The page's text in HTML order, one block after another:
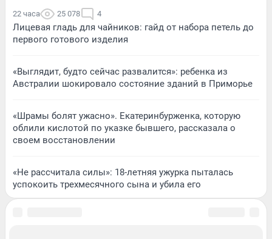
22 часа 25 078 4
Лицевая гладь для чайников: гайд от набора петель до
первого готового изделия
«Выглядит, будто сейчас развалится»: ребенка из
Австралии шокировало состояние зданий в Приморье
«Шрамы болят ужасно». Екатеринбурженка, которую
облили кислотой по указке бывшего, рассказала о
своем восстановлении
«Не рассчитала силы»: 18-летняя ужурка пыталась
успокоить трехмесячного сына и убила его